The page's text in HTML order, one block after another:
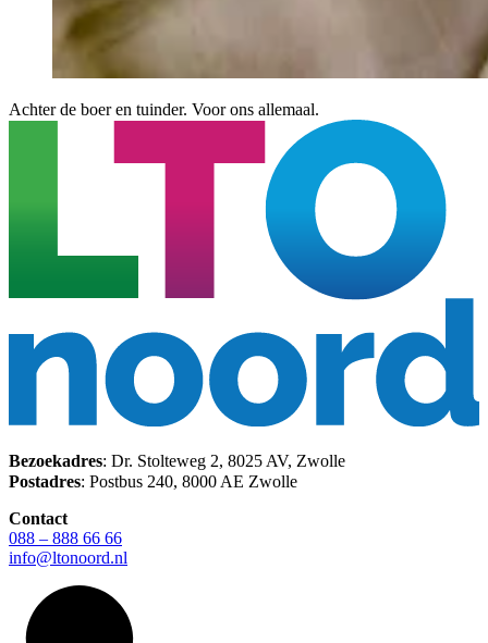
Achter de boer en tuinder. Voor ons allemaal.
Bezoekadres: Dr. Stolteweg 2, 8025 AV, Zwolle
Postadres: Postbus 240, 8000 AE Zwolle
Contact
088 – 888 66 66
info@ltonoord.nl